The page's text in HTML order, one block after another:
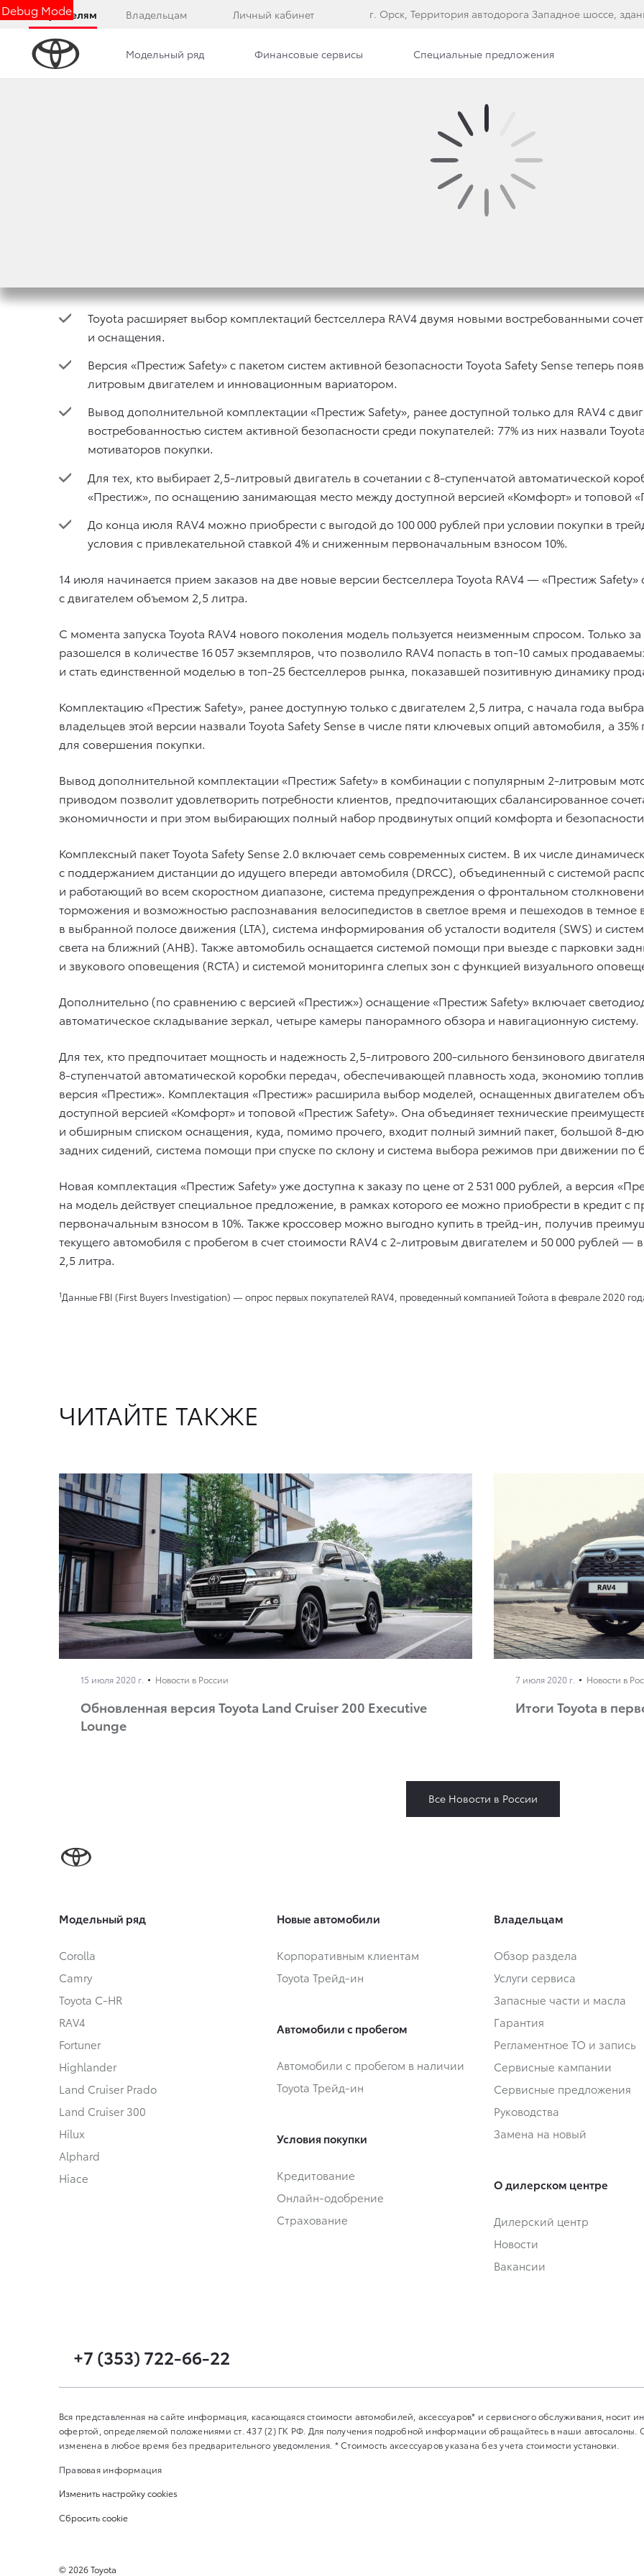
Debug Mode
Покупателям Владельцам Личный кабинет г. Орск, Территория автодорога Западное шоссе,
Модельный ряд Финансовые сервисы Специальные предложения
ДВЕ НОВЫЕ ВЕРСИИ БЕСТСЕЛЛЕРА
Toyota расширяет выбор комплектаций бестселлера RAV4 двумя новыми востребованными
и оснащения.
Версия «Престиж Safety» с пакетом систем активной безопасности Toyota Safety Sense теперь
литровым двигателем и инновационным вариатором.
Вывод дополнительной комплектации «Престиж Safety», ранее доступной только для RAV4 с
востребованностью систем активной безопасности среди покупателей: 77% из них назвали
мотиваторов покупки.
Для тех, кто выбирает 2,5-литровый двигатель в сочетании с 8-ступенчатой автоматической
«Престиж», по оснащению занимающая место между доступной версией «Комфорт» и топовой
До конца июля RAV4 можно приобрести с выгодой до 100 000 рублей при условии покупки в
условия с привлекательной ставкой 4% и сниженным первоначальным взносом 10%.
14 июля начинается прием заказов на две новые версии бестселлера Toyota RAV4 — «Престиж
с двигателем объемом 2,5 литра.
С момента запуска Toyota RAV4 нового поколения модель пользуется неизменным спросом. Только
разошелся в количестве 16 057 экземпляров, что позволило RAV4 попасть в топ-10 самых
и стать единственной моделью в топ-25 бестселлеров рынка, показавшей позитивную динамику
Комплектацию «Престиж Safety», ранее доступную только с двигателем 2,5 литра, с начала года
владельцев этой версии назвали Toyota Safety Sense в числе пяти ключевых опций автомобиля, а
для совершения покупки.
Вывод дополнительной комплектации «Престиж Safety» в комбинации с популярным 2-литровым
приводом позволит удовлетворить потребности клиентов, предпочитающих сбалансированное
экономичности и при этом выбирающих полный набор продвинутых опций комфорта и
Комплексный пакет Toyota Safety Sense 2.0 включает семь современных систем. В их числе
с поддержанием дистанции до идущего впереди автомобиля (DRCC), объединенный с системой
и работающий во всем скоростном диапазоне, система предупреждения о фронтальном
торможения и возможностью распознавания велосипедистов в светлое время и пешеходов в темное
в выбранной полосе движения (LTA), система информирования об усталости водителя (SWS) и
света на ближний (AHB). Также автомобиль оснащается системой помощи при выезде с парковки
и звукового оповещения (RCTA) и системой мониторинга слепых зон с функцией визуального
Дополнительно (по сравнению с версией «Престиж») оснащение «Престиж Safety» включает
автоматическое складывание зеркал, четыре камеры панорамного обзора и навигационную систему.
Для тех, кто предпочитает мощность и надежность 2,5-литрового 200-сильного бензинового
8-ступенчатой автоматической коробки передач, обеспечивающей плавность хода, экономию
версия «Престиж». Комплектация «Престиж» расширила выбор моделей, оснащенных двигателем
доступной версией «Комфорт» и топовой «Престиж Safety». Она объединяет технические
и обширным списком оснащения, куда, помимо прочего, входит полный зимний пакет, большой 8-
задних сидений, система помощи при спуске по склону и система выбора режимов при движении
Новая комплектация «Престиж Safety» уже доступна к заказу по цене от 2 531 000 рублей, а версия
на модель действует специальное предложение, в рамках которого ее можно приобрести в кредит с
первоначальным взносом в 10%. Также кроссовер можно выгодно купить в трейд-ин, получив
текущего автомобиля с пробегом в счет стоимости RAV4 с 2-литровым двигателем и 50 000 рублей —
2,5 литра.
1Данные FBI (First Buyers Investigation) — опрос первых покупателей RAV4, проведенный компанией Тойота в феврале 2020
ЧИТАЙТЕ ТАКЖЕ
15 июля 2020 г. Новости в России
Обновленная версия Toyota Land Cruiser 200 Executive
Lounge
7 июля 2020 г. Новости в
Итоги Toyota в
Все Новости в России
Модельный ряд
Corolla
Camry
Toyota C-HR
RAV4
Fortuner
Highlander
Land Cruiser Prado
Land Cruiser 300
Hilux
Alphard
Hiace
Новые автомобили
Корпоративным клиентам
Toyota Трейд-ин
Автомобили с пробегом
Автомобили с пробегом в наличии
Toyota Трейд-ин
Условия покупки
Кредитование
Онлайн-одобрение
Страхование
Владельцам
Обзор раздела
Услуги сервиса
Запасные части и масла
Гарантия
Регламентное ТО и запись
Сервисные кампании
Сервисные предложения
Руководства
Замена на новый
О дилерском центре
Дилерский центр
Новости
Вакансии
+7 (353) 722-66-22
Вся представленная на сайте информация, касающаяся стоимости автомобилей, аксессуаров* и сервисного обслуживания, носит
офертой, определяемой положениями ст. 437 (2) ГК РФ. Для получения подробной информации обращайтесь в наши
изменена в любое время без предварительного уведомления. * Стоимость аксессуаров указана без учета стоимости установки.
Правовая информация
Изменить настройку cookies
Сбросить cookie
©2026Toyota